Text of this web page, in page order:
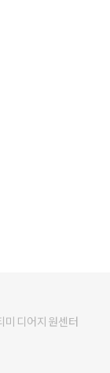
디어지원센터